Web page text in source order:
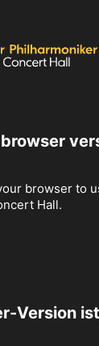
browser to
Hall.
Version